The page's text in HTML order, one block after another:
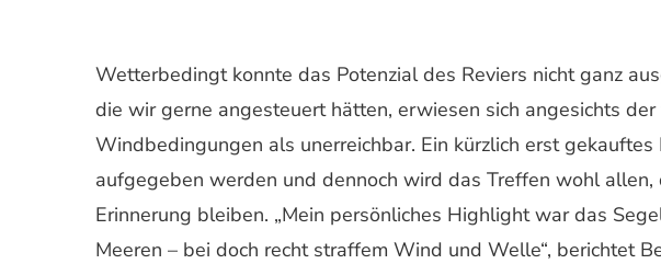
Wetterbedingt konnte das Potenzial des Reviers nicht ganz
die wir gerne angesteuert hätten, erwiesen sich angesichts der
Windbedingungen als unerreichbar. Ein kürzlich erst
aufgegeben werden und dennoch wird das Treffen wohl
Erinnerung bleiben. „Mein persönliches Highlight war das
Meeren – bei doch recht straffem Wind und Welle“, berichtet